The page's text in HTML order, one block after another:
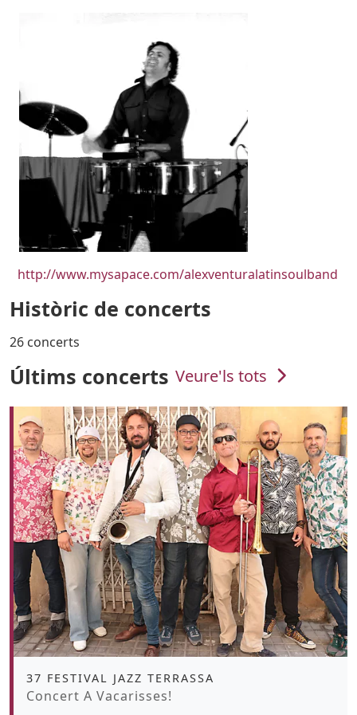
URL
http://www.mysapace.com/alexventuralatinsoulband
Històric de concerts
26 concerts
Últims concerts Veure'ls tots
Àmbit
37 FESTIVAL JAZZ TERRASSA
Promoció
Concert A Vacarisses!